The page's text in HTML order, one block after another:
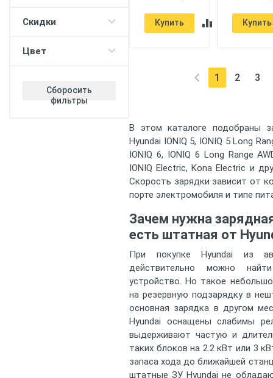
V2H - повербанк с
Прием оплаты
Скидки
Цвет
Сборосить
фильтры
Купить Купить
1
(current)
2 3
В этом каталоге подобраны
Hyundai IONIQ 5, IONIQ 5 Long
IONIQ 6, IONIQ 6 Long Range
IONIQ Electric, Kona Electric и
Скорость зарядки зависит от
порте электромобиля и типе
Зачем нужна
есть штатная от
При покупке Hyundai из
действительно можно
устройство. Но такое
на резервную подзарядку в
основная зарядка в другом
Hyundai оснащены слабимы
выдерживают частую и
таких блоков на 2.2 кВт или 3
запаса хода до ближайшей
штатные ЗУ Hyundai не